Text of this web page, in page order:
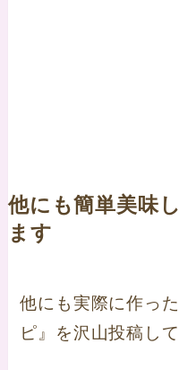
他にも簡単美味
ます
他にも実際に作っ
ピ』を沢山投稿して